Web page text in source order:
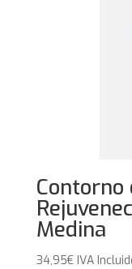
Contorno
Medina
34,95€ IVA